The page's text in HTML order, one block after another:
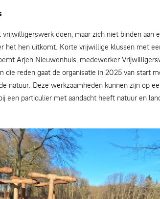
doen, maar zich niet binden aan
het hen uitkomt. Korte vrijwillige klussen met
Arjen Nieuwenhuis, medewerker
die reden gaat de organisatie in 2025 van start
natuur. Deze werkzaamheden kunnen zijn op
een particulier met aandacht heeft natuur en